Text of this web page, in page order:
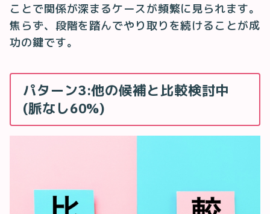
ことで関係が深まるケースが頻繁に見られます。
焦らず、段階を踏んでやり取りを続けることが成
功の鍵です。
パターン3:他の候補と比較検討中
(脈なし60%)